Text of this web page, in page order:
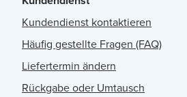
Kundendienst kontaktieren
Häufig gestellte Fragen (FAQ)
Liefertermin ändern
Rückgabe oder Umtausch